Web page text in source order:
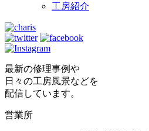
工房紹介
最新の修理事例や
日々の工房風景などを
配信しています。
営業所